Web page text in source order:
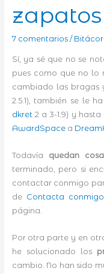
7 comentarios /
Sí, ya sé que no se
pues como que no lo
cambiado las bragas
2.5.1), también se le
dkret 2 a 3-1.9) y
AwardSpacea
Todavía quedan
terminado, pero si
contactar conmigo
de Contacta conmigo
página.
Por otra parte y en
he solucionado los
cambio. No han sido